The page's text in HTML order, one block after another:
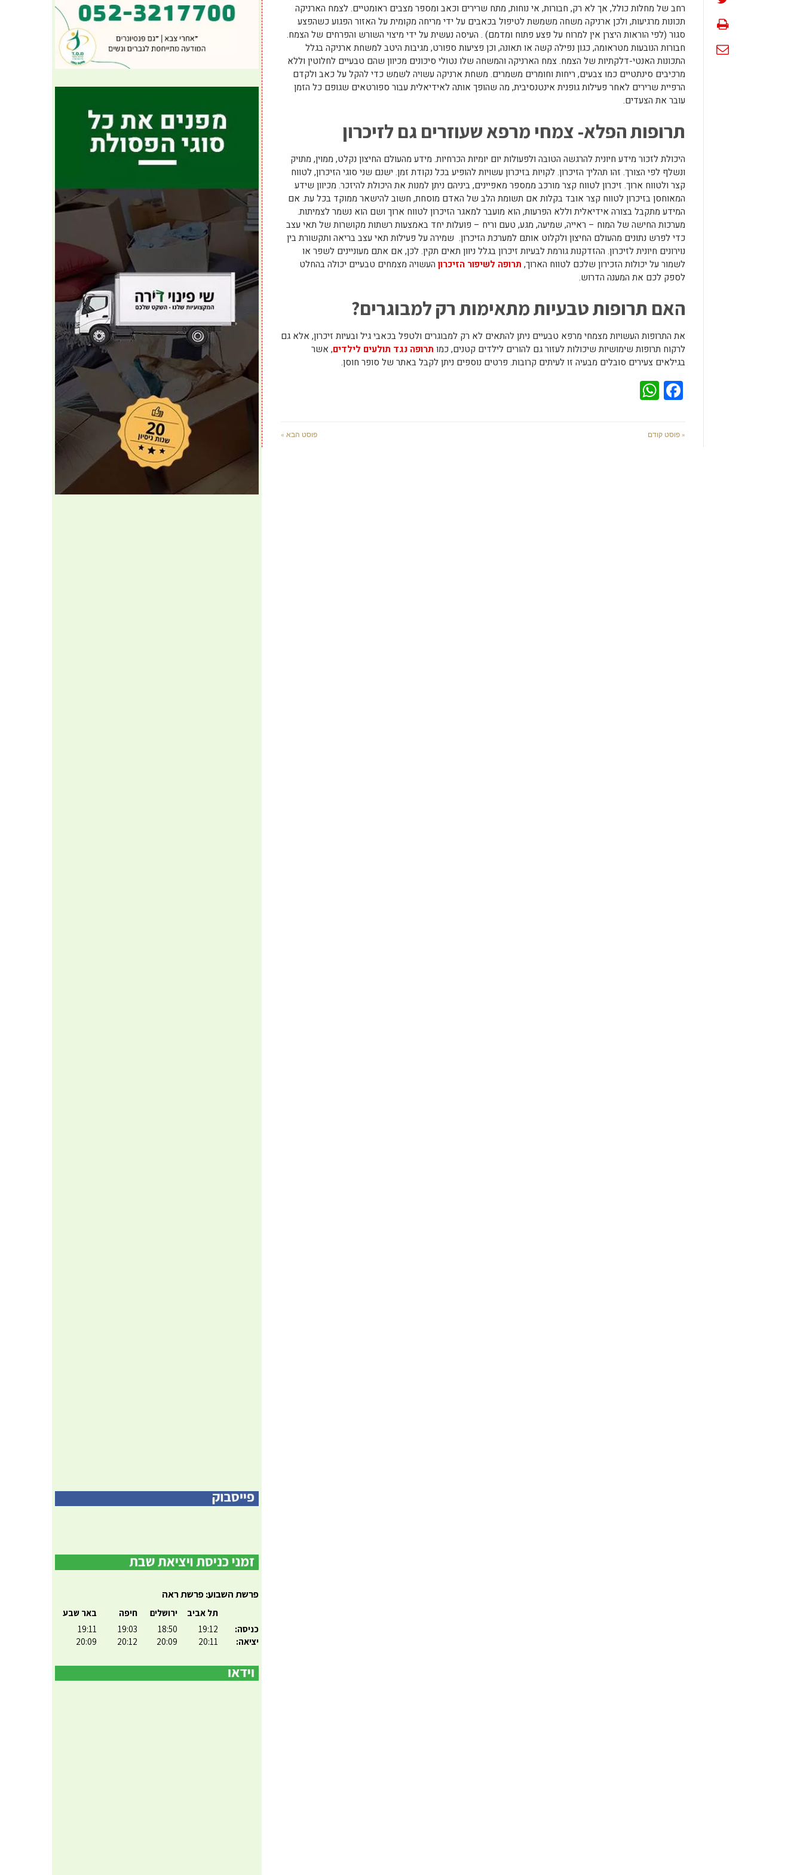
רחב של מחלות כולל, אך לא רק, חבורות, אי נוחות, מתח שרירים וכאב ומספר מצבים ראומטיים. לצמח הארניקה
תכונות מרגיעות, ולכן ארניקה משחה משמשת לטיפול בכאבים על ידי מריחה מקומית על האזור הפגוע כשהפצע
סגור (לפי הוראות היצרן אין למרוח על פצע פתוח ומדמם) . העיסה נעשית על ידי מיצוי השורש והפרחים של הצמח.
חבורות הנובעות מטראומה, כגון נפילה קשה או תאונה, וכן פציעות ספורט, מגיבות היטב למשחת ארניקה בגלל
התכונות האנטי-דלקתיות של הצמח. צמח הארניקה והמשחה שלו נטולי סיכונים מכיוון שהם טבעיים לחלוטין וללא
מרכיבים סינתטיים כמו צבעים, ריחות וחומרים משמרים. משחת ארניקה עשויה לשמש כדי להקל על כאב ולקדם
הרפיית שרירים לאחר פעילות גופנית אינטנסיבית, מה שהופך אותה לאידיאלית עבור ספורטאים שגופם כל הזמן
עובר את הצעדים.
תרופות הפלא- צמחי מרפא שעוזרים גם לזיכרון
היכולת לזכור מידע חיונית להרגשה הטובה ולפעולות יום יומיות הכרחיות. מידע מהעולם החיצון נקלט, ממוין, מתויק
ונשלף לפי הצורך. זהו תהליך הזיכרון. לקויות בזיכרון עשויות להופיע בכל נקודת זמן. ישנם שני סוגי הזיכרון, לטווח
קצר ולטווח ארוך. זיכרון לטווח קצר מורכב ממספר מאפיינים, ביניהם ניתן למנות את היכולת להיזכר. מכיוון שידע
המאוחסן בזיכרון לטווח קצר אובד בקלות אם תשומת הלב של האדם מוסחת, חשוב להישאר ממוקד בכל עת. אם
המידע מתקבל בצורה אידיאלית וללא הפרעות, הוא מועבר למאגר הזיכרון לטווח ארוך ושם הוא נשמר לצמיתות.
מערכות החישה של המוח – ראייה, שמיעה, מגע, טעם וריח – פועלות יחד באמצעות רשתות מקושרות של תאי עצב
כדי לפרש נתונים מהעולם החיצון ולקלוט אותם למערכת הזיכרון. שמירה על פעילות תאי עצב בריאה ותקשורת בין
נוירונים חיונית לזיכרון. ההזדקנות גורמת לבעיות זיכרון בגלל ניוון תאים תקין. לכן, אם אתם מעוניינים לשפר או
לשמור על יכולות הזכירון שלכם לטווח הארוך, תרופה לשיפור הזיכרון העשויה מצמחים טבעיים יכולה בהחלט
לספק לכם את המענה הדרוש.
האם תרופות טבעיות מתאימות רק למבוגרים?
את התרופות העשויות מצמחי מרפא טבעיים ניתן להתאים לא רק למבוגרים ולטפל בכאבי גיל ובעיות זיכרון, אלא גם
לרקוח תרופות שימושיות שיכולות לעזור גם להורים לילדים קטנים, כמו תרופה נגד תולעים לילדים, אשר
בגילאים צעירים סובלים מבעיה זו לעיתים קרובות. פרטים נוספים ניתן לקבל באתר של סופר חוסן.
Facebook
« פוסט קודם פוסט הבא »
פרשת השבוע: פרשת ראה
כניסה:
יציאה:
תל אביב
19:12
20:11
ירושלים
18:50
20:09
חיפה
19:03
20:12
באר שבע
19:11
20:09